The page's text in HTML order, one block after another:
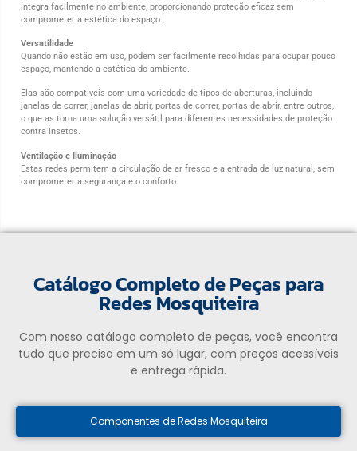
integra facilmente no ambiente, proporcionando proteção eficaz sem
comprometer a estética do espaço.
Versatilidade
Quando não estão em uso, podem ser facilmente recolhidas para ocupar pouco
espaço, mantendo a estética do ambiente.
Elas são compatíveis com uma variedade de tipos de aberturas, incluindo
janelas de correr, janelas de abrir, portas de correr, portas de abrir, entre outros,
o que as torna uma solução versátil para diferentes necessidades de proteção
contra insetos.
Ventilação e Iluminação
Estas redes permitem a circulação de ar fresco e a entrada de luz natural, sem
comprometer a segurança e o conforto.
Catálogo Completo de Peças para
Redes Mosquiteira
Com nosso catálogo completo de peças, você encontra
tudo que precisa em um só lugar, com preços acessíveis
e entrega rápida.
Componentes de Redes Mosquiteira